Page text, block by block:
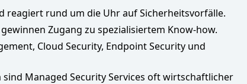
reagiert rund um die Uhr auf Sicherheitsvorfälle.
Zugang zu spezialisiertem Know-how.
Cloud Security, Endpoint Security und
Managed Security Services oft wirtschaftlicher